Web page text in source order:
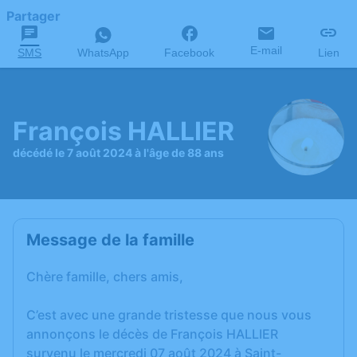
Partager
SMS WhatsApp Facebook E-mail Lien
François HALLIER
décédé le 7 août 2024 à l'âge de 88 ans
Message de la famille
Chère famille, chers amis,
C’est avec une grande tristesse que nous vous
annonçons le décès de François HALLIER
survenu le mercredi 07 août 2024 à Saint-